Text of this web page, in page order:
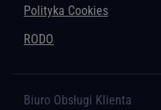
Polityka Cookies
RODO
Biuro Obsługi Klienta